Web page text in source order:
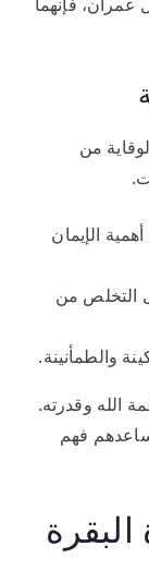
من
الإيمان
التخلص من
والطمأنينة.
الله وقدرته.
فهم